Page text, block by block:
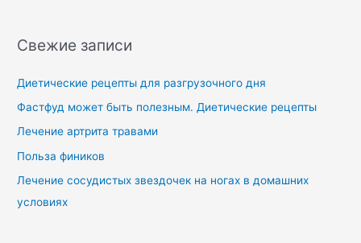
Свежие записи
Диетические рецепты для разгрузочного дня
Фастфуд может быть полезным. Диетические рецепты
Лечение артрита травами
Польза фиников
Лечение сосудистых звездочек на ногах в домашних
условиях